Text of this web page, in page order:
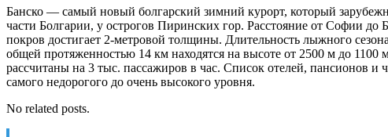
Банско — самый новый болгарский зимний курорт, который
части Болгарии, у острогов Пиринских гор. Расстояние от Софии
покров достигает 2-метровой толщины. Длительность лыжного
общей протяженностью 14 км находятся на высоте от 2500 м до
рассчитаны на 3 тыс. пассажиров в час. Список отелей, пансионов
самого недорогого до очень высокого уровня.
No related posts.